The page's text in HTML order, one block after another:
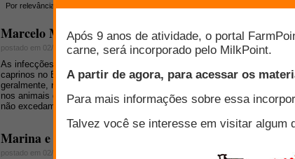
Por relevância
Marcelo Molento fala sobre controle x erradicação de
postado em 02/09/2014
As infecções causadas por parasitas geram prejuízos consideráveis na
caprinos no Brasil e no mundo. Sua erradicação é, na maioria dos
geralmente, não é necessária para que se possa controlar parasitas
nos animais de criação. Deve-se, então, ter como meta assegurar que
não excedam níveis incompatíveis com o retorno econômico.
Marina e o agronegócio
postado em 02/09/2014